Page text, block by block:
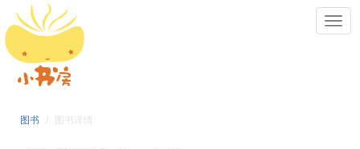
图书 图书详情